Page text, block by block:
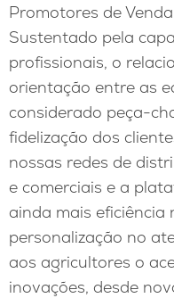
Promotores de
Sustentado pela
profissionais, o
orientação entre as
considerado peça-
fidelização dos
nossas redes de
e comerciais e a
ainda mais eficiência
personalização no
aos agricultores o
inovações, desde